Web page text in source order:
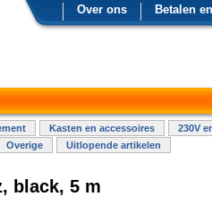
Betalen
Over ons
Kasten en accessoires 230V
Overige Uitlopende artikelen
black, 5 m